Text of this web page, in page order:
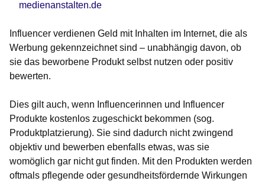
medienanstalten.de
Influencer verdienen Geld mit Inhalten im Internet, die als
Werbung gekennzeichnet sind – unabhängig davon, ob
sie das beworbene Produkt selbst nutzen oder positiv
bewerten.
Dies gilt auch, wenn Influencerinnen und Influencer
Produkte kostenlos zugeschickt bekommen (sog.
Produktplatzierung). Sie sind dadurch nicht zwingend
objektiv und bewerben ebenfalls etwas, was sie
womöglich gar nicht gut finden. Mit den Produkten werden
oftmals pflegende oder gesundheitsfördernde Wirkungen